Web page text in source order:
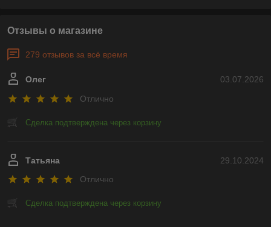
Отзывы о магазине
279 отзывов за всё время
03.07.2026
Олег
Отлично
Сделка подтверждена через корзину
29.10.2024
Татьяна
Отлично
Сделка подтверждена через корзину